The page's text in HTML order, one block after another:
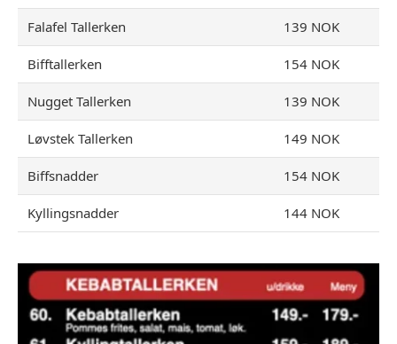
Falafel Tallerken 139 NOK
Bifftallerken 154 NOK
Nugget Tallerken 139 NOK
Løvstek Tallerken 149 NOK
Biffsnadder 154 NOK
Kyllingsnadder 144 NOK